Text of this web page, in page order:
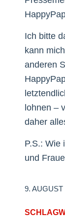
Ich bitte
kann
anderen
lohnen –
daher
P.S.: Wie
und
9. AUGUST